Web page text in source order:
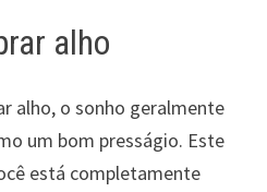
alho
alho, o sonho geralmente
um bom presságio. Este
está completamente